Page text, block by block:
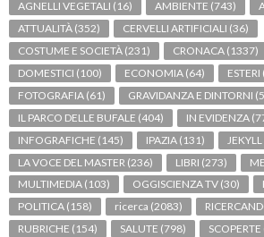
AGNELLI VEGETALI (16) AMBIENTE (743)
ATTUALITÀ (352) CERVELLI ARTIFICIALI (36)
COSTUME E SOCIETÀ (231) CRONACA (1337)
DOMESTICI (100) ECONOMIA (64) ESTERI
FOTOGRAFIA (61) GRAVIDANZA E DINTORNI
IL PARCO DELLE BUFALE (404) IN EVIDENZA
INFOGRAFICHE (145) IPAZIA (131) JEKYLL
LA VOCE DEL MASTER (236) LIBRI (273)
MULTIMEDIA (103) OGGISCIENZA TV (30)
POLITICA (158) ricerca (2083)
RUBRICHE (154) SALUTE (798) SCOPERTE